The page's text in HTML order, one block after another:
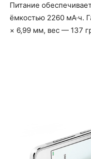
Питание
ёмкостью 2260 мА·ч.
× 6,99 мм, вес — 137